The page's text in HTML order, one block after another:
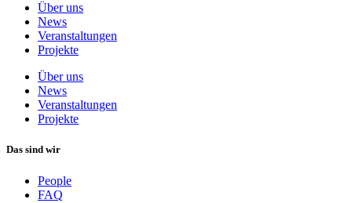
Über uns
News
Veranstaltungen
Projekte
Über uns
News
Veranstaltungen
Projekte
Das sind wir
People
FAQ